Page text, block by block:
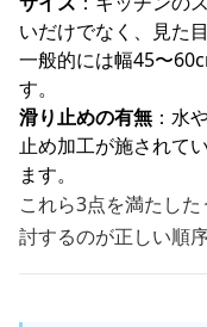
いだけでなく、見た
一般的には幅45〜
す。
滑り止めの有無 ：水
止め加工が施されて
ます。
これら3点を満たし
討するのが正しい順序